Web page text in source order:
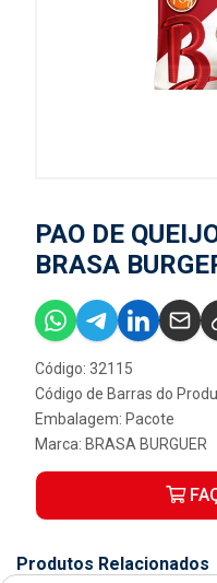
PAO DE
BRASA
Código: 32115
Código de Barras do
Embalagem: Pacote
Marca: BRASA BURGUER
Produtos Relacionados